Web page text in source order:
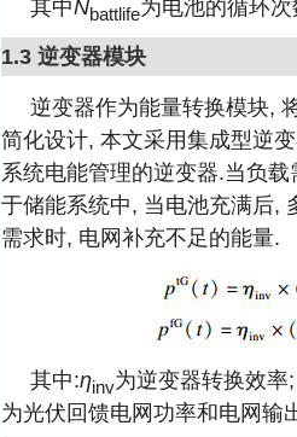
其中Nbattlife为电池的循环次
1.3 逆变器模块
逆变器作为能量转换模块,
简化设计, 本文采用集成型逆
系统电能管理的逆变器.当负
于储能系统中, 当电池充满后,
需求时, 电网补充不足的能量.
其中:ηinv为逆变器转换效
为光伏回馈电网功率和电网输